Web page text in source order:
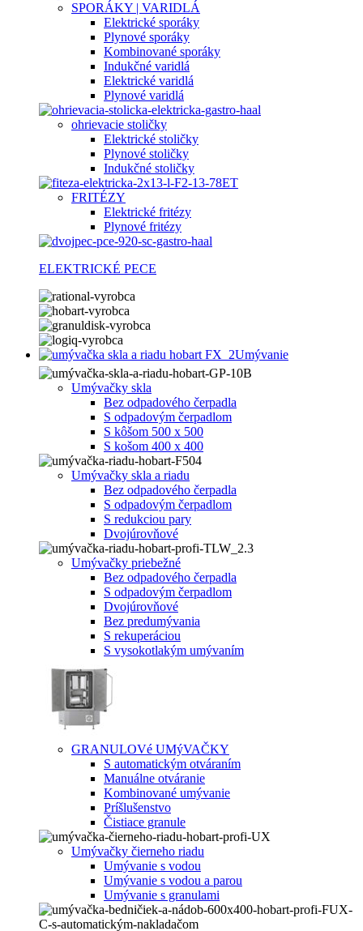
SPORÁKY | VARIDLÁ
Elektrické sporáky
Plynové sporáky
Kombinované sporáky
Indukčné varidlá
Elektrické varidlá
Plynové varidlá
ohrievacie stoličky
Elektrické stoličky
Plynové stoličky
Indukčné stoličky
FRITÉZY
Elektrické fritézy
Plynové fritézy
ELEKTRICKÉ PECE
Umývanie
Umývačky skla
Bez odpadového čerpadla
S odpadovým čerpadlom
S kôšom 500 x 500
S košom 400 x 400
Umývačky skla a riadu
Bez odpadového čerpadla
S odpadovým čerpadlom
S redukciou pary
Dvojúrovňové
Umývačky priebežné
Bez odpadového čerpadla
S odpadovým čerpadlom
Dvojúrovňové
Bez predumývania
S rekuperáciou
S vysokotlakým umývaním
GRANULOVé UMýVAČKY
S automatickým otváraním
Manuálne otváranie
Kombinované umývanie
Príšlušenstvo
Čistiace granule
Umývačky čierneho riadu
Umývanie s vodou
Umývanie s vodou a parou
Umývanie s granulami